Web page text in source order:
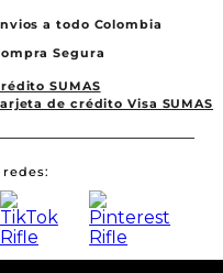
a todo Colombia
Segura
SUMAS
de crédito Visa SUMAS
redes